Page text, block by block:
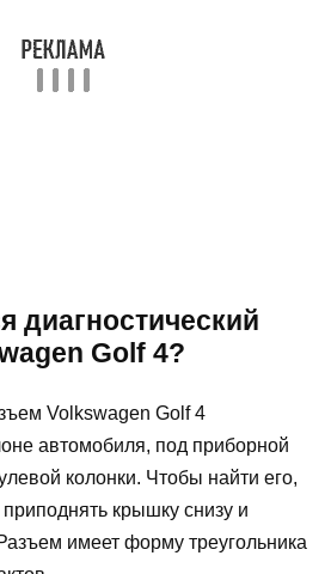
диагностический
Golf 4?
Volkswagen Golf 4
автомобиля, под приборной
колонки. Чтобы найти его,
крышку снизу и
имеет форму треугольника